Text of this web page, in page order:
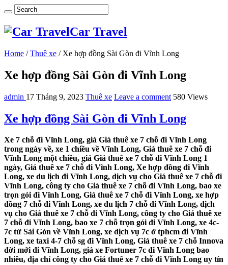
Car Travel
Home / Thuê xe / Xe hợp đồng Sài Gòn đi Vĩnh Long
Xe hợp đồng Sài Gòn đi Vĩnh Long
admin 17 Tháng 9, 2023 Thuê xe Leave a comment 580 Views
Xe hợp đồng Sài Gòn đi Vĩnh Long
Xe 7 chỗ đi Vĩnh Long, giá Giá thuê xe 7 chỗ đi Vĩnh Long
trong ngày về, xe 1 chiều về Vĩnh Long, Giá thuê xe 7 chỗ đi
Vĩnh Long một chiều, giá Giá thuê xe 7 chỗ đi Vĩnh Long 1
ngày, Giá thuê xe 7 chỗ đi Vĩnh Long, Xe hợp đồng đi Vĩnh
Long, xe du lịch đi Vĩnh Long, dịch vụ cho Giá thuê xe 7 chỗ đi
Vĩnh Long, công ty cho Giá thuê xe 7 chỗ đi Vĩnh Long, bao xe
trọn gói đi Vĩnh Long, Giá thuê xe 7 chỗ đi Vĩnh Long, xe hợp
đồng 7 chỗ đi Vĩnh Long, xe du lịch 7 chỗ đi Vĩnh Long, dịch
vụ cho Giá thuê xe 7 chỗ đi Vĩnh Long, công ty cho Giá thuê xe
7 chỗ đi Vĩnh Long, bao xe 7 chỗ trọn gói đi Vĩnh Long, xe 4c-
7c từ Sài Gòn về Vĩnh Long, xe dịch vụ 7c ở tphcm đi Vĩnh
Long, xe taxi 4-7 chỗ sg đi Vĩnh Long, Giá thuê xe 7 chỗ Innova
đời mới đi Vĩnh Long, giá xe Fortuner 7c đi Vĩnh Long bao
nhiêu, địa chỉ công ty cho Giá thuê xe 7 chỗ đi Vĩnh Long uy tín